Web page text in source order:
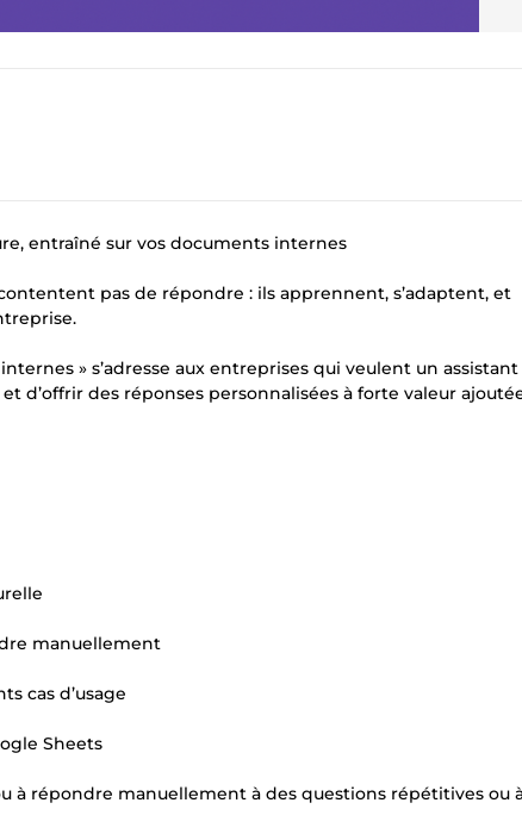
entraîné sur vos documents internes
pas de répondre : ils apprennent, s’adaptent, et
» s’adresse aux entreprises qui veulent un assistant
d’offrir des réponses personnalisées à forte valeur
manuellement
cas d’usage
Sheets
à répondre manuellement à des questions répétitives ou